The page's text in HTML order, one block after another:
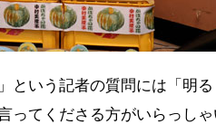
という記者の質問には「明
ってくださる方がいらっし